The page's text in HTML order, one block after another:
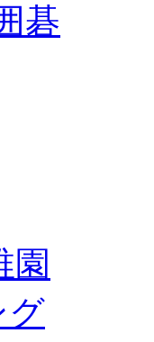
碁
園
グ